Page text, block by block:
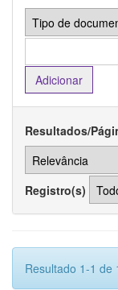
Resultados/
Registro(s)
Resultado 1-1 de